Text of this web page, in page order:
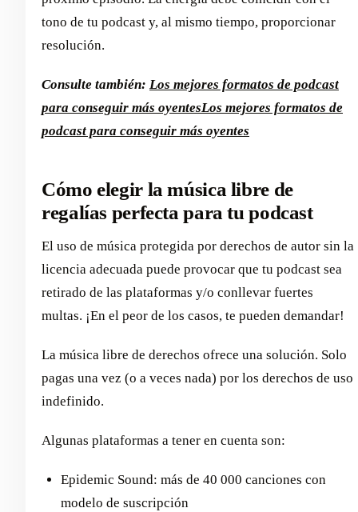
tono de tu podcast y, al mismo tiempo, proporcionar
resolución.
Consulte también: Los mejores formatos de podcast
para conseguir más oyentesLos mejores formatos de
podcast para conseguir más oyentes
Cómo elegir la música libre de
regalías perfecta para tu podcast
El uso de música protegida por derechos de autor sin la
licencia adecuada puede provocar que tu podcast sea
retirado de las plataformas y/o conllevar fuertes
multas. ¡En el peor de los casos, te pueden demandar!
La música libre de derechos ofrece una solución. Solo
pagas una vez (o a veces nada) por los derechos de uso
indefinido.
Algunas plataformas a tener en cuenta son:
Epidemic Sound: más de 40 000 canciones con
modelo de suscripción